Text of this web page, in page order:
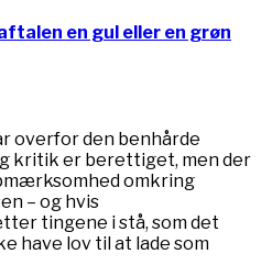
en gul eller en grøn
overfor den benhårde
kritik er berettiget, men der
omkring
– og hvis
tingene i stå, som det
have lov til at lade som